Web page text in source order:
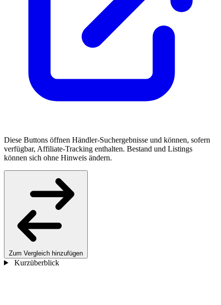
Diese Buttons öffnen Händler-Suchergebnisse und können, sofern
verfügbar, Affiliate-Tracking enthalten. Bestand und Listings
können sich ohne Hinweis ändern.
Zum Vergleich hinzufügen
Kurzüberblick